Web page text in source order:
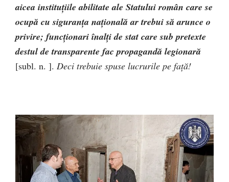
aicea instituțiile abilitate ale Statului român care se
ocupă cu siguranța națională ar trebui să arunce o
privire; funcționari înalți de stat care sub pretexte
destul de transparente fac propagandă legionară
[subl. n. ]. Deci trebuie spuse lucrurile pe față!